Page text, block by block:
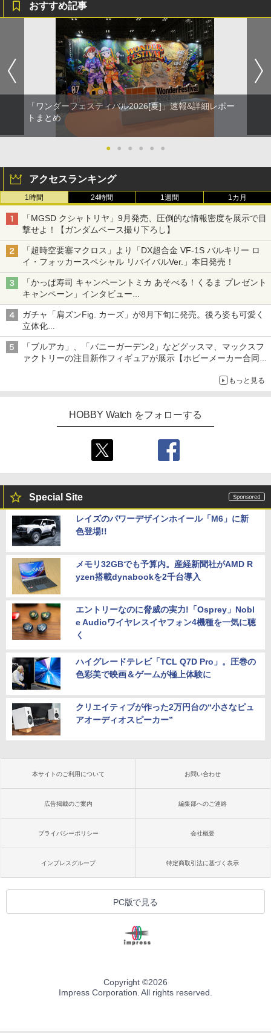
おすすめ記事
「ワンダーフェスティバル2026[夏]」速報&詳細レポー
トまとめ
● ● ● ● ● ●
アクセスランキング
1時間 24時間 1週間 1カ月
「MGSD クシャトリヤ」9月発売、圧倒的な情報密度を展示で目
撃せよ！【ガンダムベース撮り下ろし】
「超時空要塞マクロス」より「DX超合金 VF-1S バルキリー ロ
イ・フォッカースペシャル リバイバルVer.」本日発売！
「かっぱ寿司 キャンペーントミカ あそべる！くるま プレゼント
キャンペーン」インタビュー
子どもが楽しめるかっぱ寿司ならではの体験とコラボの楽しさを
追求
ガチャ「肩ズンFig. カーズ」が8月下旬に発売。後ろ姿も可愛く
立体化
ライトニング・マックィーンやメーターなど4種がラインナップ
「ブルアカ」、「バニーガーデン2」などグッスマ、マックスフ
ァクトリーの注目新作フィギュアが展示【ホビーメーカー合同展
もっと見る
HOBBY Watch をフォローする
Special Site
レイズのパワーデザインホイール「M6」に新
色登場!!
メモリ32GBでも予算内。産経新聞社がAMD R
yzen搭載dynabookを2千台導入
エントリーなのに脅威の実力!「Osprey」Nobl
e Audioワイヤレスイヤフォン4機種を一気に聴
く
ハイグレードテレビ「TCL Q7D Pro」。圧巻の
色彩美で映画＆ゲームが極上体験に
クリエイティブが作った2万円台の“小さなピュ
アオーディオスピーカー”
本サイトのご利用について お問い合わせ
広告掲載のご案内 編集部へのご連絡
プライバシーポリシー 会社概要
インプレスグループ 特定商取引法に基づく表示
PC版で見る
Copyright ©2026
Impress Corporation. All rights reserved.